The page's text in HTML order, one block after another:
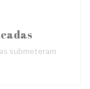
submeteram